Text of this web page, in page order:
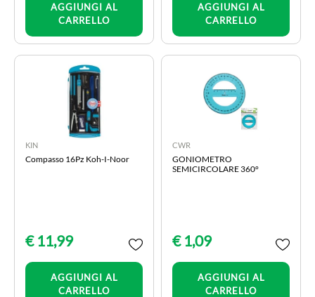
AGGIUNGI AL
CARRELLO
AGGIUNGI AL
CARRELLO
KIN
Compasso 16Pz Koh-I-Noor
€ 11,99
AGGIUNGI AL
CARRELLO
CWR
GONIOMETRO
SEMICIRCOLARE 360°
€ 1,09
AGGIUNGI AL
CARRELLO